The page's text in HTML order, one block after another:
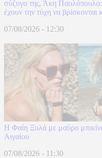
σύζυγο της, Άκη
έχουν την τύχη να βρίσκονται
07/08/2026 - 12:30
Η Φαίη Ξυλά με μαύρο
Αιγαίου
07/08/2026 - 11:30